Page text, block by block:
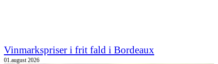
Vinmarkspriser i frit fald i Bordeaux
01.august 2026